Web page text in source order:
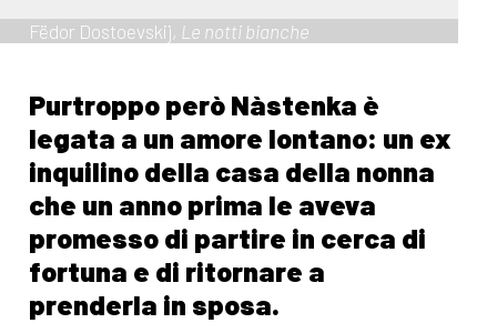
Fëdor Dostoevskij, Le notti bianche
Purtroppo però Nàstenka è
legata a un amore lontano: un ex
inquilino della casa della nonna
che un anno prima le aveva
promesso di partire in cerca di
fortuna e di ritornare a
prenderla in sposa.